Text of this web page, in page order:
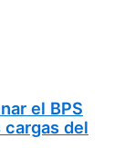
el BPS
del